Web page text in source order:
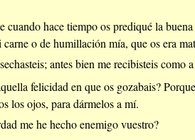
cuando hace tiempo os prediqué la
o de humillación mía, que os era
antes bien me recibisteis como
felicidad en que os gozabais?
los ojos, para dármelos a mí.
me he hecho enemigo vuestro?